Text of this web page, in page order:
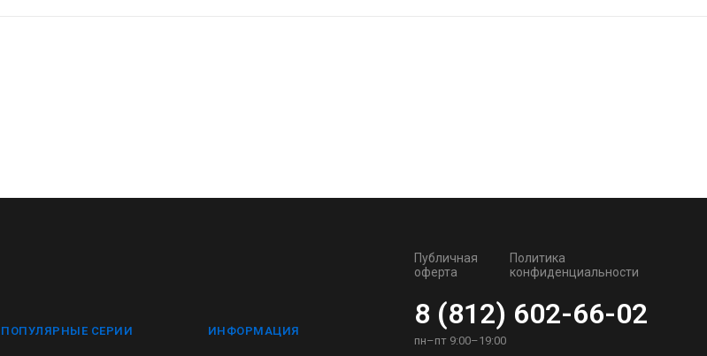
ПОПУЛЯРНЫЕ СЕРИИ ИНФОРМАЦИЯ
Публичная
оферта
Политика
конфиденциальности
8 (812) 602-66-02
пн–пт 9:00–19:00